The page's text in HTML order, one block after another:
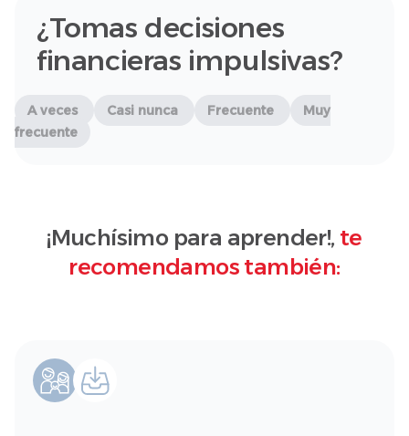
¿Tomas decisiones
financieras impulsivas?
A veces Casi nunca Frecuente
Muy
frecuente
¡Muchísimo para aprender!, te
recomendamos también: